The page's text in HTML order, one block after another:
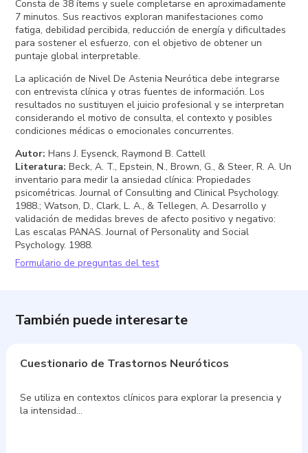
Consta de 38 ítems y suele completarse en aproximadamente
7 minutos. Sus reactivos exploran manifestaciones como
fatiga, debilidad percibida, reducción de energía y dificultades
para sostener el esfuerzo, con el objetivo de obtener un
puntaje global interpretable.
La aplicación de Nivel De Astenia Neurótica debe integrarse
con entrevista clínica y otras fuentes de información. Los
resultados no sustituyen el juicio profesional y se interpretan
considerando el motivo de consulta, el contexto y posibles
condiciones médicas o emocionales concurrentes.
Autor: Hans J. Eysenck, Raymond B. Cattell
Literatura: Beck, A. T., Epstein, N., Brown, G., & Steer, R. A. Un
inventario para medir la ansiedad clínica: Propiedades
psicométricas. Journal of Consulting and Clinical Psychology.
1988.; Watson, D., Clark, L. A., & Tellegen, A. Desarrollo y
validación de medidas breves de afecto positivo y negativo:
Las escalas PANAS. Journal of Personality and Social
Psychology. 1988.
Formulario de preguntas del test
También puede interesarte
Cuestionario de Trastornos Neuróticos
Se utiliza en contextos clínicos para explorar la presencia y
la intensidad…